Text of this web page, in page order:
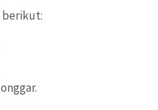
berikut: